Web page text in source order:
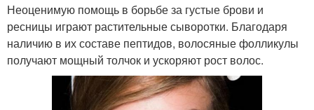
Неоценимую помощь в борьбе за густые брови и
ресницы играют растительные сыворотки. Благодаря
наличию в их составе пептидов, волосяные фолликулы
получают мощный толчок и ускоряют рост волос.